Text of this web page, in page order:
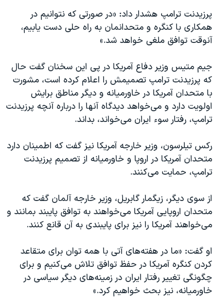
پرزیدنت ترامپ هشدار داد: «در صورتی که نتوانیم در
همکاری با کنگره و متحدانمان به راه حلی دست یابیم،
آنوقت توافق ملغی خواهد شد.»
جیم متیس وزیر دفاع آمریکا در پی این سخنان گفت حال
که پرزیدنت ترامپ تصمیمش را اعلام کرده است، مشورت
با متحدان آمریکا در خاورمیانه و دیگر مناطق برایش
اولویت دارد و می‌خواهد دیدگاه آنها را درباره آنچه پرزیدنت
ترامپ، رفتار سوء ایران می‌خواند، بداند.
رکس تیلرسون، وزیر خارجه آمریکا نیز گفت که اطمینان دارد
متحدان آمریکا در اروپا و خاورمیانه از تصمیم پرزیدنت
ترامپ، حمایت می‌کنند.
از سوی دیگر، زیگمار گابریل، وزیر خارجه آلمان گفت که
متحدان اروپایی آمریکا می‌خواهند به توافق پایبند بمانند و
می‌خواهند آمریکا را نیز برای پایبندی به آن قانع کنند.
او گفت: «ما در هفته‌های آتی با همه توان برای متقاعد
کردن کنگره آمریکا در حفظ توافق تلاش می‌کنیم و برای
چگونگی تغییر رفتار ایران در زمینه‌های دیگر سیاسی در
خاورمیانه، نیز بحث خواهیم کرد.»